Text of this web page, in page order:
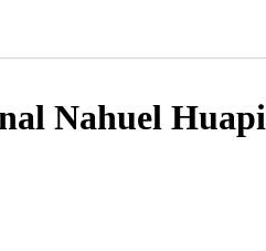
Nahuel Huapi